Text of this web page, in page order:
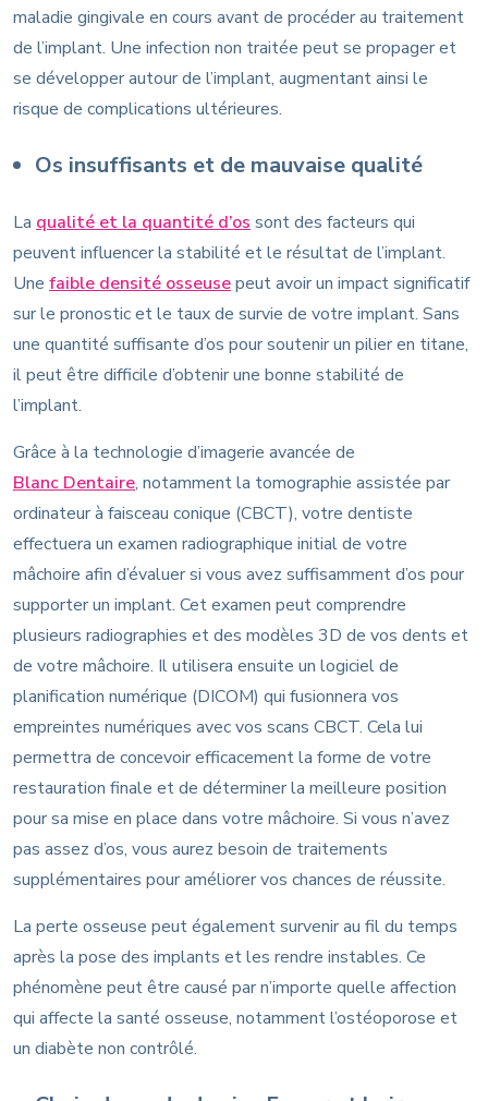
maladie gingivale en cours avant de procéder au traitement
de l’implant. Une infection non traitée peut se propager et
se développer autour de l’implant, augmentant ainsi le
risque de complications ultérieures.
Os insuffisants et de mauvaise qualité
La qualité et la quantité d’os sont des facteurs qui
peuvent influencer la stabilité et le résultat de l’implant.
Une faible densité osseusepeut avoir un impact significatif
sur le pronostic et le taux de survie de votre implant. Sans
une quantité suffisante d’os pour soutenir un pilier en titane,
il peut être difficile d’obtenir une bonne stabilité de
l’implant.
Grâce à la technologie d’imagerie avancée de
Blanc Dentaire, notamment la tomographie assistée par
ordinateur à faisceau conique (CBCT), votre dentiste
effectuera un examen radiographique initial de votre
mâchoire afin d’évaluer si vous avez suffisamment d’os pour
supporter un implant. Cet examen peut comprendre
plusieurs radiographies et des modèles 3D de vos dents et
de votre mâchoire. Il utilisera ensuite un logiciel de
planification numérique (DICOM) qui fusionnera vos
empreintes numériques avec vos scans CBCT. Cela lui
permettra de concevoir efficacement la forme de votre
restauration finale et de déterminer la meilleure position
pour sa mise en place dans votre mâchoire. Si vous n’avez
pas assez d’os, vous aurez besoin de traitements
supplémentaires pour améliorer vos chances de réussite.
La perte osseuse peut également survenir au fil du temps
après la pose des implants et les rendre instables. Ce
phénomène peut être causé par n’importe quelle affection
qui affecte la santé osseuse, notamment l’ostéoporose et
un diabète non contrôlé.